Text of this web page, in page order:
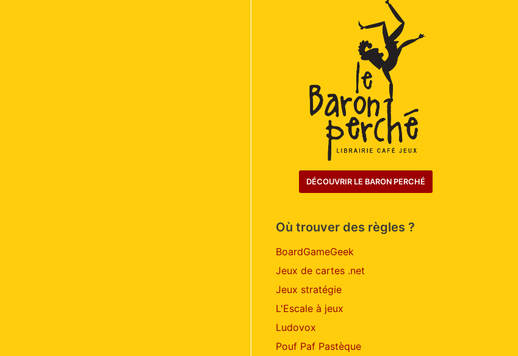
DÉCOUVRIR LE BARON PERCHÉ
Où trouver des règles ?
BoardGameGeek
Jeux de cartes .net
Jeux stratégie
L'Escale à jeux
Ludovox
Pouf Paf Pastèque